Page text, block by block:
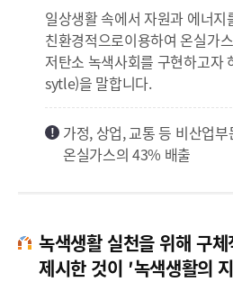
일상생활 속에서 자원과 에너지
친환경적으로이용하여 온실가
저탄소 녹색사회를 구현하고자
sytle)을 말합니다.
가정, 상업, 교통 등 비산업
온실가스의 43% 배출
녹색생활 실천을 위해 구
제시한 것이 ′녹색생활의